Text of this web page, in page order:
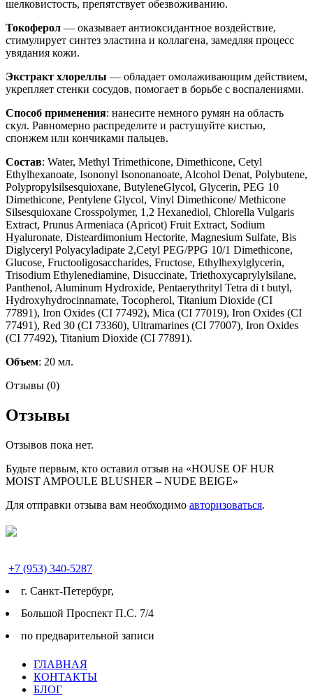
шелковистость, препятствует обезвоживанию.
Токоферол — оказывает антиоксидантное воздействие,
стимулирует синтез эластина и коллагена, замедляя процесс
увядания кожи.
Экстракт хлореллы — обладает омолаживающим действием,
укрепляет стенки сосудов, помогает в борьбе с воспалениями.
Способ применения: нанесите немного румян на область
скул. Равномерно распределите и растушуйте кистью,
спонжем или кончиками пальцев.
Состав: Water, Methyl Trimethicone, Dimethicone, Cetyl
Ethylhexanoate, Isononyl Isononanoate, Alcohol Denat, Polybutene,
Polypropylsilsesquioxane, ButyleneGlycol, Glycerin, PEG 10
Dimethicone, Pentylene Glycol, Vinyl Dimethicone/ Methicone
Silsesquioxane Crosspolymer, 1,2 Hexanediol, Chlorella Vulgaris
Extract, Prunus Armeniaca (Apricot) Fruit Extract, Sodium
Hyaluronate, Disteardimonium Hectorite, Magnesium Sulfate, Bis
Diglyceryl Polyacyladipate 2,Cetyl PEG/PPG 10/1 Dimethicone,
Glucose, Fructooligosaccharides, Fructose, Ethylhexylglycerin,
Trisodium Ethylenediamine, Disuccinate, Triethoxycaprylylsilane,
Panthenol, Aluminum Hydroxide, Pentaerythrityl Tetra di t butyl,
Hydroxyhydrocinnamate, Tocopherol, Titanium Dioxide (CI
77891), Iron Oxides (CI 77492), Mica (CI 77019), Iron Oxides (CI
77491), Red 30 (CI 73360), Ultramarines (CI 77007), Iron Oxides
(CI 77492), Titanium Dioxide (CI 77891).
Объем: 20 мл.
Отзывы (0)
Отзывы
Отзывов пока нет.
Будьте первым, кто оставил отзыв на «HOUSE OF HUR
MOIST AMPOULE BLUSHER – NUDE BEIGE»
Для отправки отзыва вам необходимо авторизоваться.
+7 (953) 340-5287
г. Cанкт-Петербург,
Большой Проспект П.С. 7/4
по предварительной записи
ГЛАВНАЯ
КОНТАКТЫ
БЛОГ